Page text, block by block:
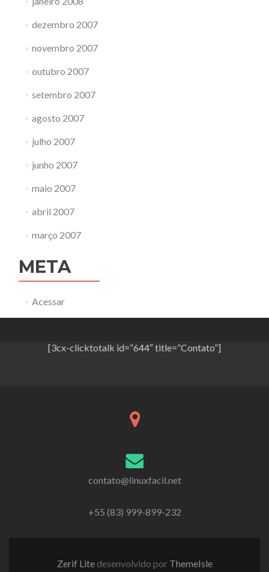
dezembro 2007
novembro 2007
outubro 2007
setembro 2007
agosto 2007
julho 2007
junho 2007
maio 2007
abril 2007
março 2007
META
Acessar
[3cx-clicktotalk id=”644″ title=”Contato”]
contato@linuxfacil.net
+55 (83) 999-899-232
Zerif Lite desenvolvido por ThemeIsle